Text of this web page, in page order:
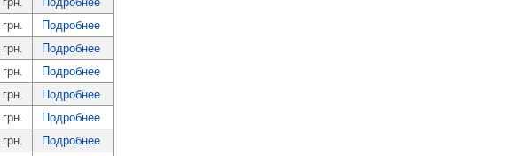
Подробнее
Подробнее
Подробнее
Подробнее
Подробнее
Подробнее